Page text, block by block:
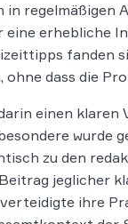
regelmäßigen
eine erhebliche
fanden
dass die
einen
wurde
zu den
jeglicher
ihre